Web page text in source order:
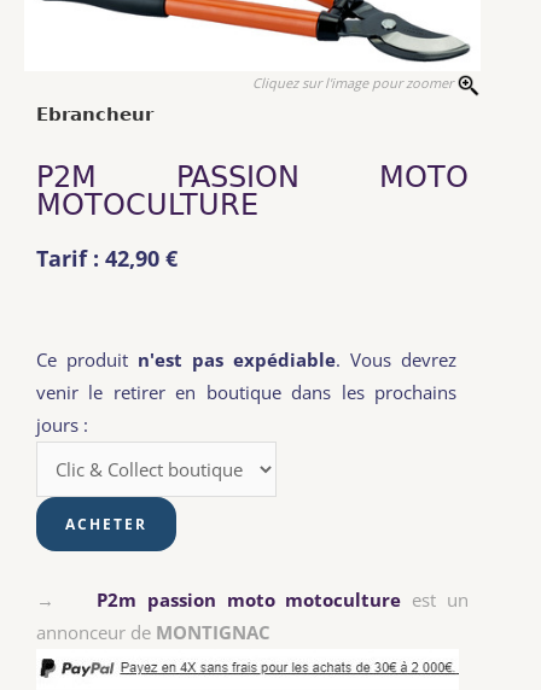
Cliquez sur l'image pour zoomer
Ebrancheur
P2M PASSION MOTO
MOTOCULTURE
Tarif : 42,90 €
Ce produit n'est pas expédiable. Vous devrez
venir le retirer en boutique dans les prochains
jours :
→ P2m passion moto motoculture est un
annonceur de MONTIGNAC